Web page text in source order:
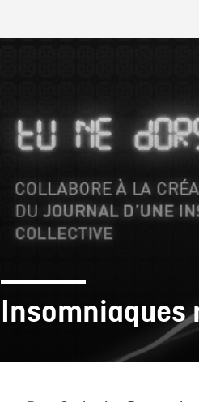
Insomniaques